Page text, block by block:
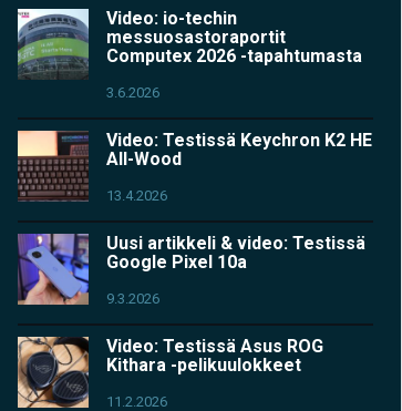
Video: io-techin
messuosastoraportit
Computex 2026 -tapahtumasta
3.6.2026
Video: Testissä Keychron K2 HE
All-Wood
13.4.2026
Uusi artikkeli & video: Testissä
Google Pixel 10a
9.3.2026
Video: Testissä Asus ROG
Kithara -pelikuulokkeet
11.2.2026